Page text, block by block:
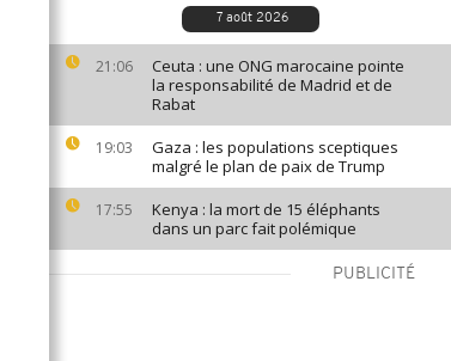
7 août 2026
21:06
Ceuta : une ONG marocaine pointe
la responsabilité de Madrid et de
Rabat
19:03
Gaza : les populations sceptiques
malgré le plan de paix de Trump
17:55
Kenya : la mort de 15 éléphants
dans un parc fait polémique
PUBLICITÉ